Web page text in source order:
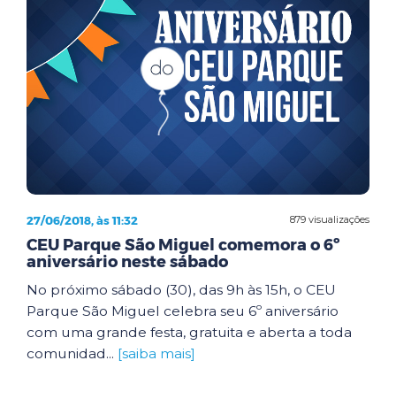
879 visualizações
27/06/2018, às 11:32
CEU Parque São Miguel comemora o 6º
aniversário neste sábado
No próximo sábado (30), das 9h às 15h, o CEU
Parque São Miguel celebra seu 6º aniversário
com uma grande festa, gratuita e aberta a toda
comunidad... [saiba mais]